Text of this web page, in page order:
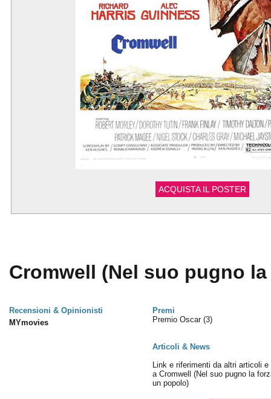
ACQUISTA IL POSTER
Cromwell (Nel suo pugno
Recensioni & Opinionisti
Premi
MYmovies
Premio Oscar (3)
Articoli & News
Link e riferimenti da altri articoli e
a Cromwell (Nel suo pugno la
un popolo)